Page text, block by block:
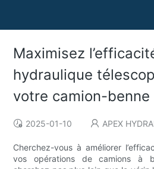
Maximisez
hydraulique
votre camion-benne
2025-01-10 APEX
Cherchez-vous à améliorer
vos opérations de camions à